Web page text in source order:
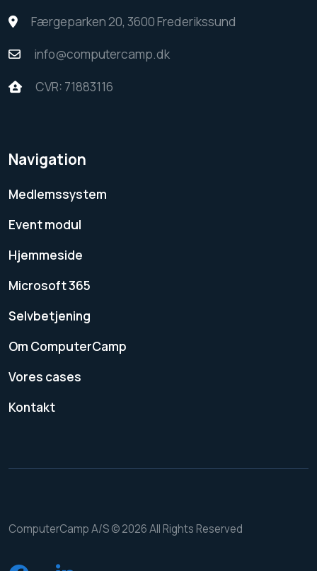
Færgeparken 20, 3600 Frederikssund
info@computercamp.dk
CVR: 71883116
Navigation
Medlemssystem
Event modul
Hjemmeside
Microsoft 365
Selvbetjening
Om ComputerCamp
Vores cases
Kontakt
ComputerCamp A/S © 2026 All Rights Reserved